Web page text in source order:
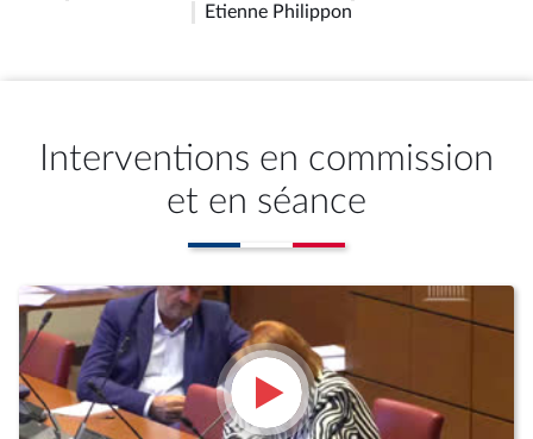
Etienne Philippon
Interventions en commission
et en séance